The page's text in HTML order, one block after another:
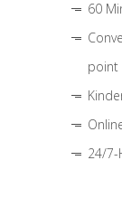
60
point
24/7-